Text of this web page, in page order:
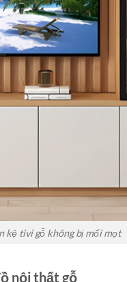
kệ tivi gỗ không bị mối mọt
nội thất gỗ